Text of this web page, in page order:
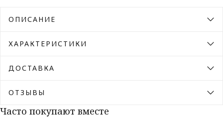
ОПИСАНИЕ
ХАРАКТЕРИСТИКИ
ДОСТАВКА
ОТЗЫВЫ
Часто покупают вместе